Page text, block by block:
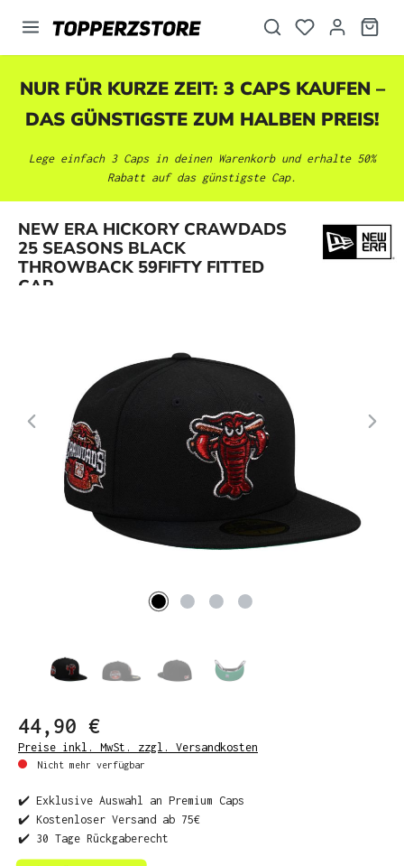
springen
NUR FÜR KURZE ZEIT: 3 CAPS KAUFEN –
DAS GÜNSTIGSTE ZUM HALBEN PREIS!
Lege einfach 3 Caps in deinen Warenkorb und erhalte 50%
Rabatt auf das günstigste Cap.
NEW ERA HICKORY CRAWDADS
25 SEASONS BLACK
THROWBACK 59FIFTY FITTED
CAP
Bildergalerie überspringen
44,90 €
Preise inkl. MwSt. zzgl. Versandkosten
Nicht mehr verfügbar
✔️ Exklusive Auswahl an Premium Caps
✔️ Kostenloser Versand ab 75€
✔️ 30 Tage Rückgaberecht